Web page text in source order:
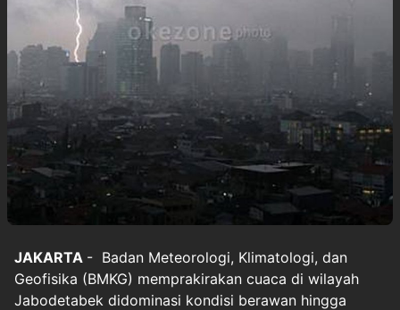
JAKARTA - Badan Meteorologi, Klimatologi, dan
Geofisika (BMKG) memprakirakan cuaca di wilayah
Jabodetabek didominasi kondisi berawan hingga